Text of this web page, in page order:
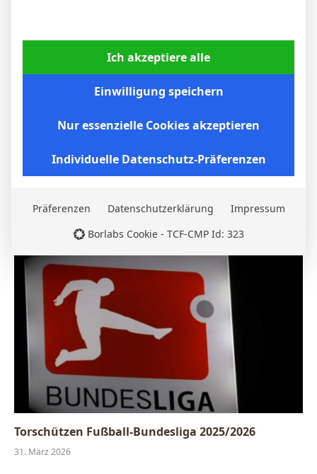
Stuttgart: BVB setzt sich 2:0 durch
Torschützen Fußball-Bundesliga 2025/2026
31. März 2026
Ich akzeptiere alle
Einwilligung speichern
Nur essenzielle Cookies akzeptieren
Individuelle Datenschutz-Präferenzen
Präferenzen Datenschutzerklärung
Impressum
Borlabs Cookie - TCF-CMP Id: 323